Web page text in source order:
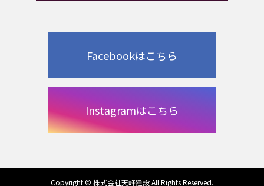
Facebookはこちら
Instagramはこちら
Copyright © 株式会社天峰建設 All Rights Reserved.